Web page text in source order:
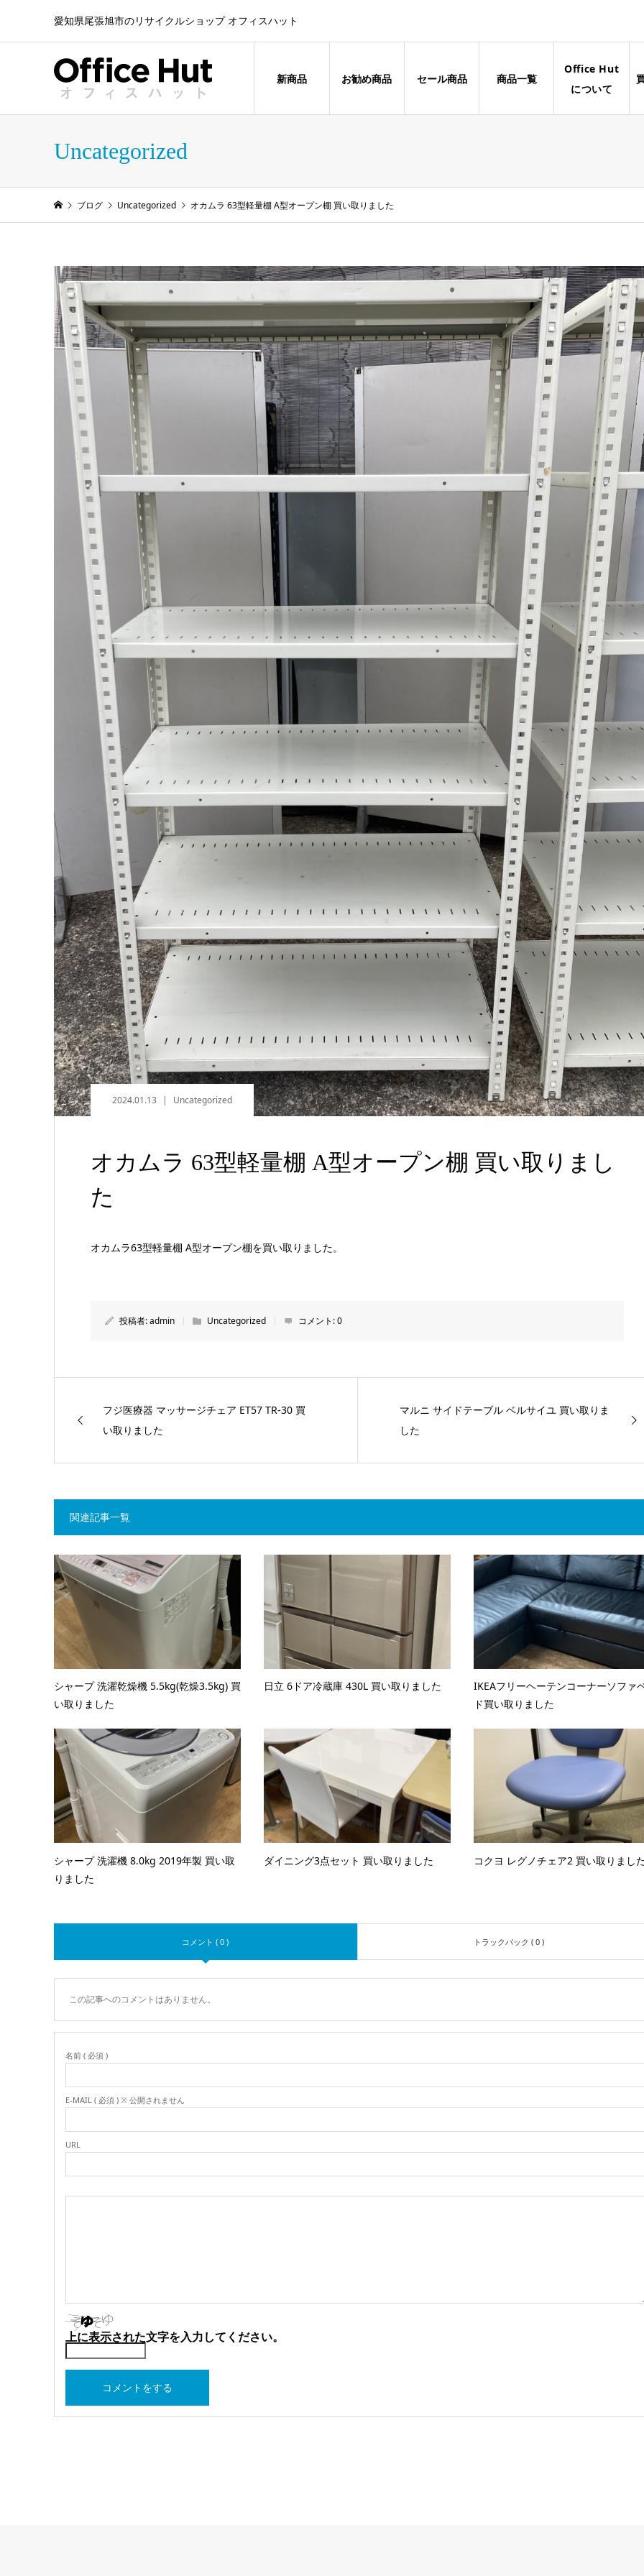
愛知県尾張旭市のリサイクルショップ オフィスハット
新商品 お勧め商品 セール商品 商品一覧
Office Hut
について
Uncategorized
ブログ Uncategorized オカムラ 63型軽量棚 A型オープン棚 買い取りました
2024.01.13 Uncategorized
オカムラ 63型軽量棚 A型オープン棚 買い取りまし
た
オカムラ63型軽量棚 A型オープン棚を買い取りました。
投稿者:admin Uncategorized コメント:0
フジ医療器 マッサージチェア ET57 TR-30 買
い取りました
マルニ サイドテーブル ベルサイユ 買い取りま
した
関連記事一覧
シャープ 洗濯乾燥機 5.5kg(乾燥3.5kg) 買
い取りました
日立 6ドア冷蔵庫 430L 買い取りました
IKEAフリーヘーテンコーナーソファ
ド買い取りました
シャープ 洗濯機 8.0kg 2019年製 買い取
りました
ダイニング3点セット 買い取りました コクヨ レグノチェア2 買い取りまし
コメント ( 0 ) トラックバック ( 0 )
この記事へのコメントはありません。
名前 ( 必須 )
E-MAIL ( 必須 ) ※ 公開されません
URL
上に表示された文字を入力してください。